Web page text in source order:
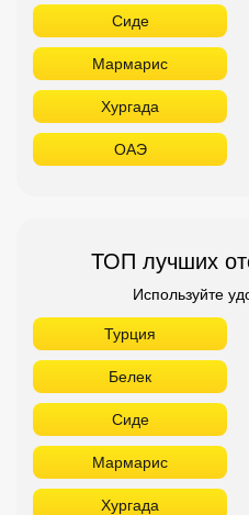
Сиде
Мармарис
Хургада
ОАЭ
ТОП лучших
Используйте
Турция
Белек
Сиде
Мармарис
Хургада